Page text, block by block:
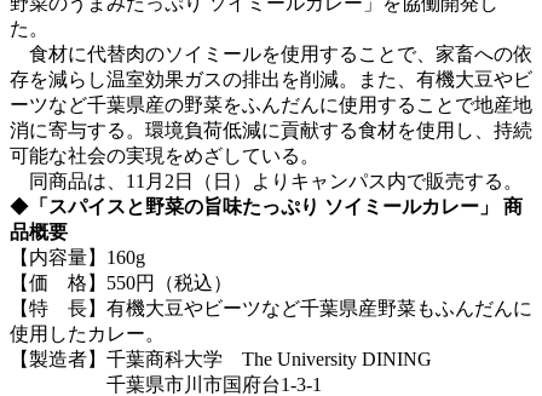
た。
食材に代替肉のソイミールを使用することで、家畜への依
存を減らし温室効果ガスの排出を削減。また、有機大豆やビ
ーツなど千葉県産の野菜をふんだんに使用することで地産地
消に寄与する。環境負荷低減に貢献する食材を使用し、持続
可能な社会の実現をめざしている。
同商品は、 11月2日（日）よりキャンパス内で販売する。
◆ 「スパイスと野菜の旨味たっぷり ソイミールカレー」 商
品概要
【内容量】160g
【価 格】550円（税込）
【特 長】有機大豆やビーツなど千葉県産野菜もふんだんに
使用したカレー。
【製造者】千葉商科大学 The University DINING
千葉県市川市国府台1-3-1